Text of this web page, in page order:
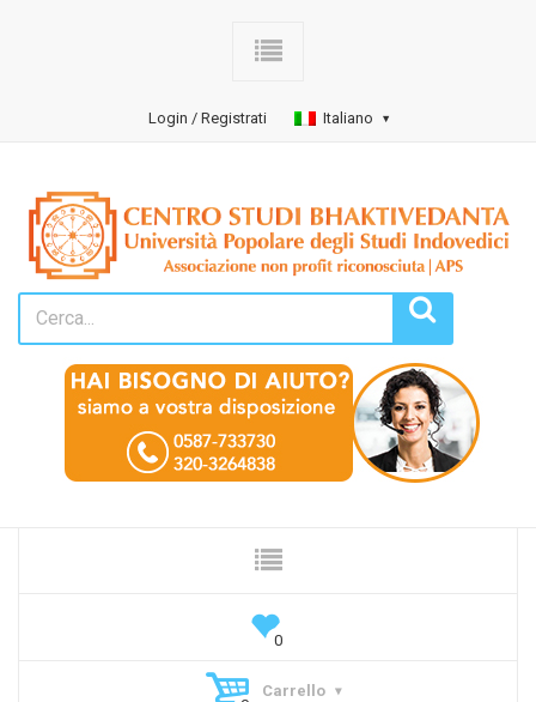
Login / Registrati Italiano
Carrello